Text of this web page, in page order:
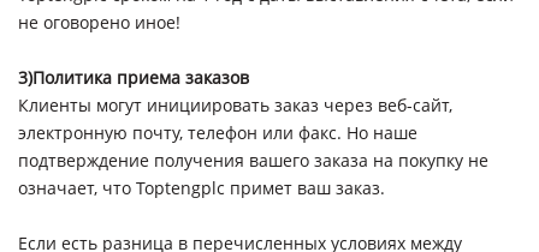
не оговорено иное!
3)Политика приема заказов
Клиенты могут инициировать заказ через веб-сайт,
электронную почту, телефон или факс. Но наше
подтверждение получения вашего заказа на покупку не
означает, что Toptengplc примет ваш заказ.
Если есть разница в перечисленных условиях между